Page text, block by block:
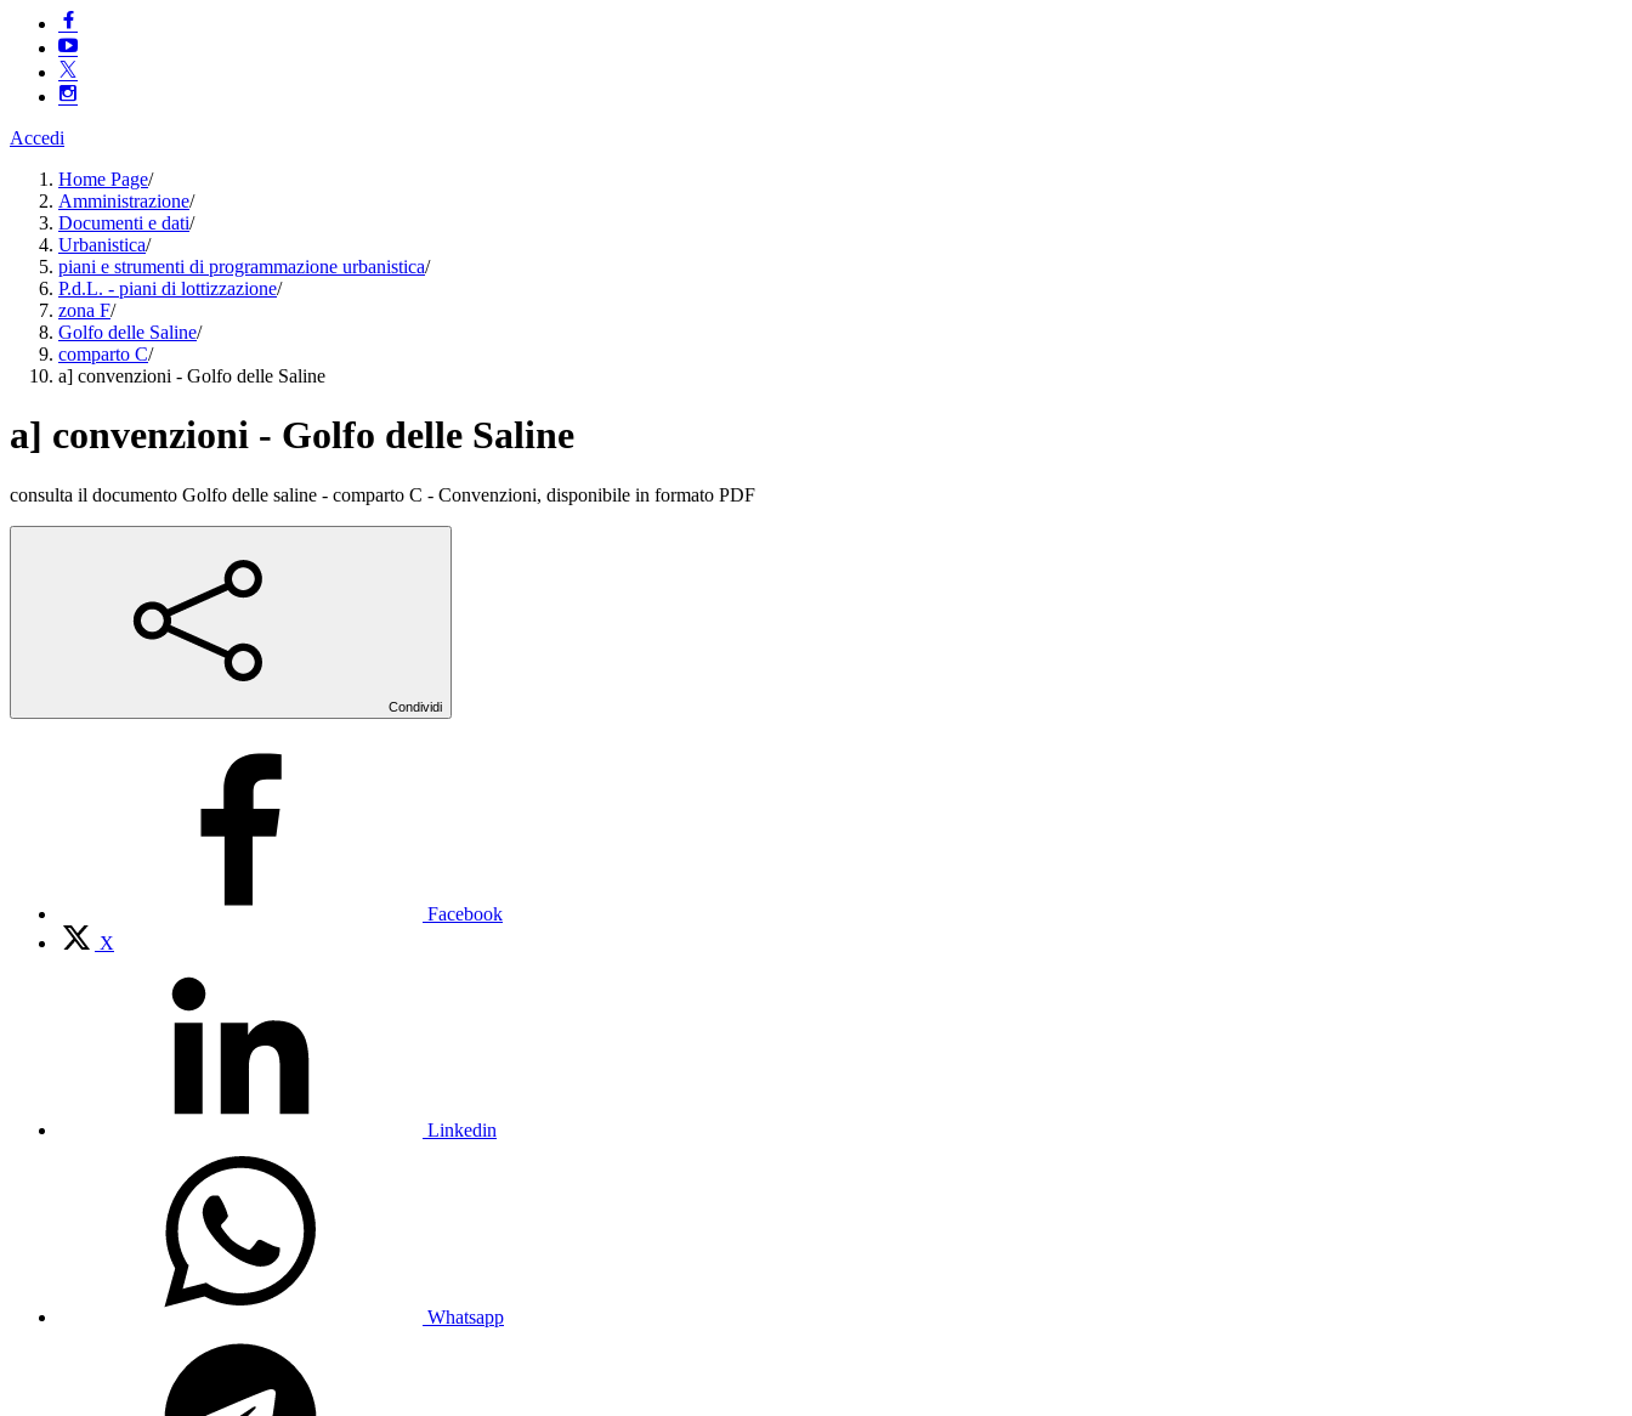
Accedi
Home Page/
Amministrazione/
Documenti e dati/
Urbanistica/
piani e strumenti di programmazione urbanistica/
P.d.L. - piani di lottizzazione/
zona F/
Golfo delle Saline/
comparto C/
a] convenzioni - Golfo delle Saline
a] convenzioni - Golfo delle Saline
consulta il documento Golfo delle saline - comparto C - Convenzioni, disponibile in formato PDF
Condividi
Facebook
X
Linkedin
Whatsapp